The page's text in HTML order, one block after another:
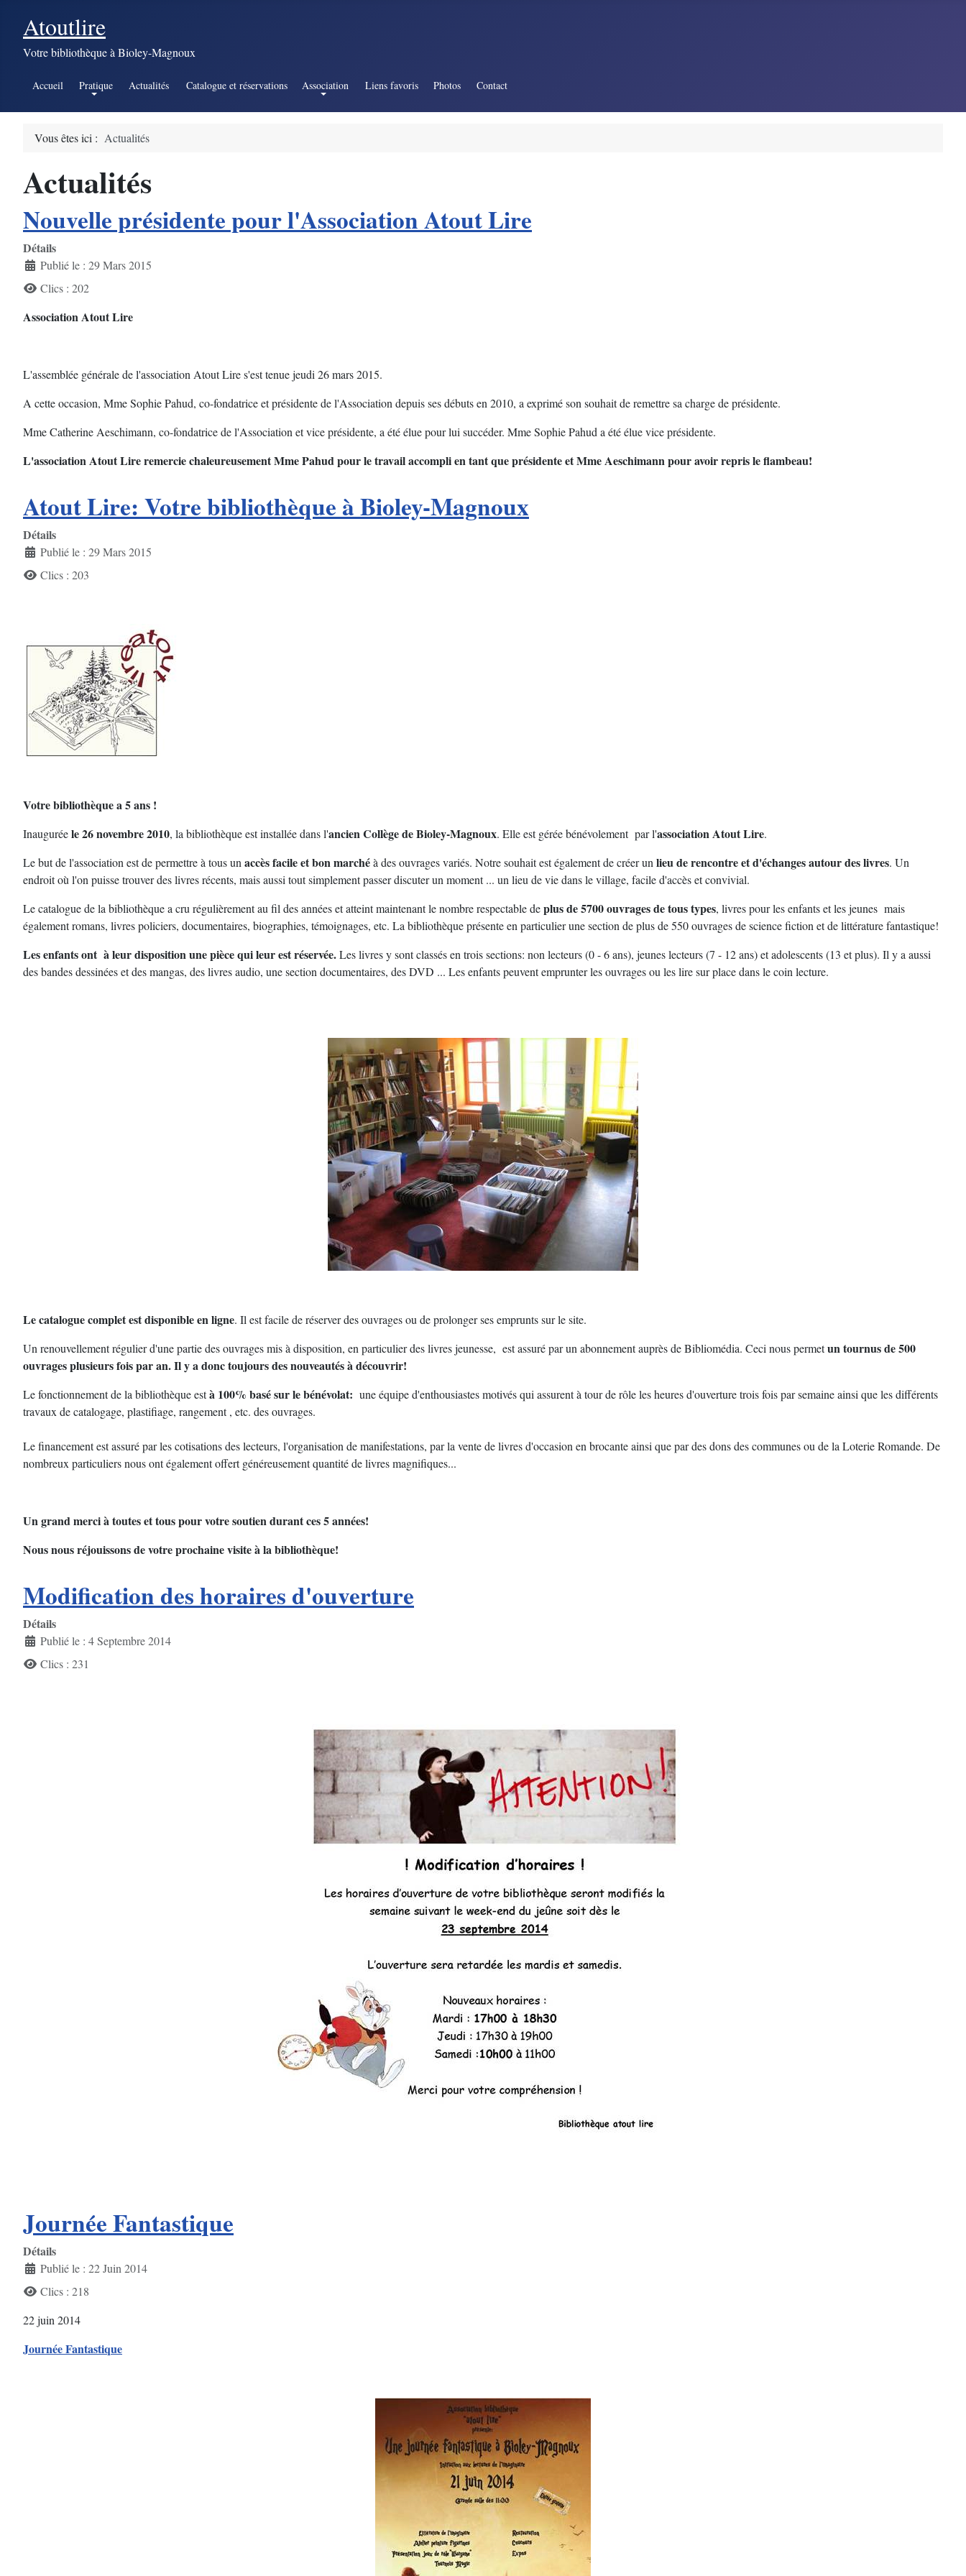
Atoutlire
Votre bibliothèque à Bioley-Magnoux
Accueil Pratique Actualités Catalogue et réservations Association Liens favoris Photos Contact
Vous êtes ici : Actualités
Actualités
Nouvelle présidente pour l'Association Atout Lire
Détails
Publié le : 29 Mars 2015
Clics : 202
Association Atout Lire
L'assemblée générale de l'association Atout Lire s'est tenue jeudi 26 mars 2015.
A cette occasion, Mme Sophie Pahud, co-fondatrice et présidente de l'Association depuis ses débuts en 2010, a exprimé son souhait de remettre sa charge de présidente.
Mme Catherine Aeschimann, co-fondatrice de l'Association et vice présidente, a été élue pour lui succéder. Mme Sophie Pahud a été élue vice présidente.
L'association Atout Lire remercie chaleureusement Mme Pahud pour le travail accompli en tant que présidente et Mme Aeschimann pour avoir repris le flambeau!
Atout Lire: Votre bibliothèque à Bioley-Magnoux
Détails
Publié le : 29 Mars 2015
Clics : 203
Votre bibliothèque a 5 ans !
Inauguréele 26 novembre 2010, la bibliothèque est installée dans l'ancien Collège de Bioley-Magnoux. Elle est gérée bénévolement par l'association Atout Lire.
Le but de l'association est de permettre à tous un accès facile et bon marchéà des ouvrages variés. Notre souhait est également de créer un lieu de rencontre et d'échanges autour des livres. Un
endroit où l'on puisse trouver des livres récents, mais aussi tout simplement passer discuter un moment ... un lieu de vie dans le village, facile d'accès et convivial.
Le catalogue de la bibliothèque a cru régulièrement au fil des années et atteint maintenant le nombre respectable deplus de 5700 ouvrages de tous types, livres pour les enfants et les jeunes mais
également romans, livres policiers, documentaires, biographies, témoignages, etc. La bibliothèque présente en particulier une section de plus de 550 ouvrages de science fiction et de littérature fantastique!
Les enfants ont à leur disposition une pièce qui leur est réservée.Les livres y sont classés en trois sections: non lecteurs (0 - 6 ans), jeunes lecteurs (7 - 12 ans) et adolescents (13 et plus). Il y a aussi
des bandes dessinées et des mangas, des livres audio, une section documentaires, des DVD ... Les enfants peuvent emprunter les ouvrages ou les lire sur place dans le coin lecture.
Le catalogue complet est disponible en ligne. Il est facile de réserver des ouvrages ou de prolonger ses emprunts sur le site.
Un renouvellement régulier d'une partie des ouvrages mis à disposition, en particulier des livres jeunesse, est assuré par un abonnement auprès de Bibliomédia. Ceci nous permetun tournus de 500
ouvrages plusieurs fois par an.Il y a donc toujours des nouveautés à découvrir!
Le fonctionnement de la bibliothèque està 100% basé sur le bénévolat: une équipe d'enthousiastes motivés qui assurent à tour de rôle les heures d'ouverture trois fois par semaine ainsi que les différents
travaux de catalogage, plastifiage, rangement , etc. des ouvrages.
Le financement est assuré par les cotisations des lecteurs, l'organisation de manifestations, par la vente de livres d'occasion en brocante ainsi que par des dons des communes ou de la Loterie Romande. De
nombreux particuliers nous ont également offert généreusement quantité de livres magnifiques...
Un grand merci à toutes et tous pour votre soutien durant ces 5 années!
Nous nous réjouissons de votre prochaine visite à la bibliothèque!
Modification des horaires d'ouverture
Détails
Publié le : 4 Septembre 2014
Clics : 231
Journée Fantastique
Détails
Publié le : 22 Juin 2014
Clics : 218
22 juin 2014
Journée Fantastique